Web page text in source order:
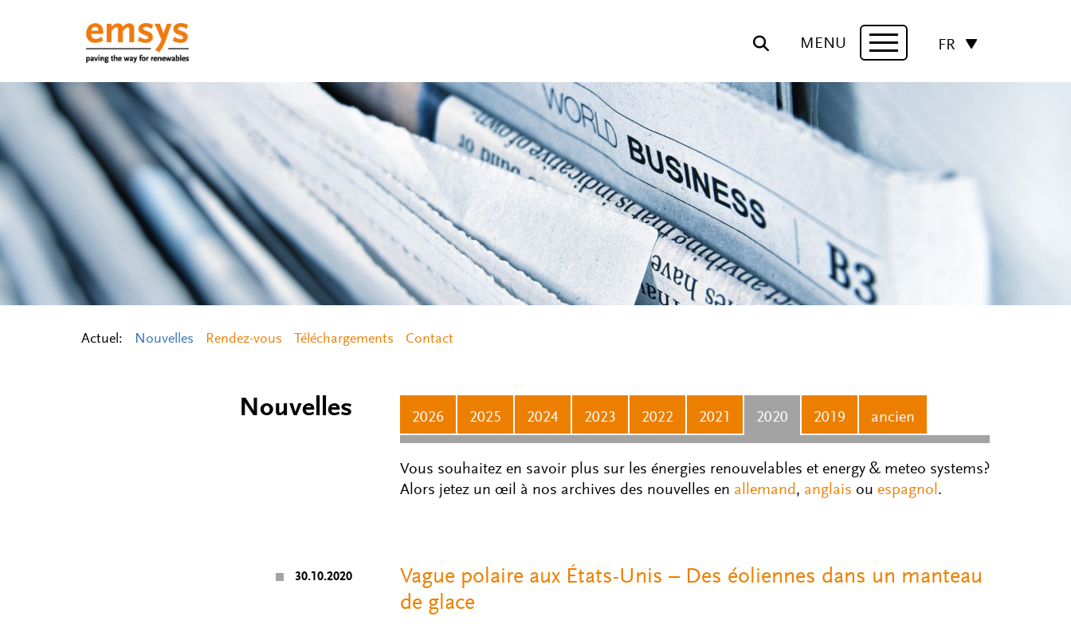
MENU
Navigation
FR
Actuel: Nouvelles Rendez-vous Téléchargements Contact
Nouvelles 2026 2025 2024 2023 2022 2021 2020 2019 ancien
Vous souhaitez en savoir plus sur les énergies renouvelables et energy & meteo systems?
Alors jetez un œil à nos archives des nouvelles en allemand, anglais ou espagnol.
30.10.2020
Vague polaire aux États-Unis – Des éoliennes dans un manteau
de glace